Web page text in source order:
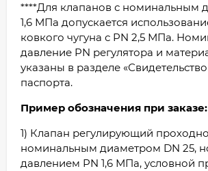
****Для клапанов с номинальным
1,6 МПа допускается
ковкого чугуна с PN 2,5 МПа.
давление PN регулятора и
указаны в разделе
паспорта.
Пример обозначения при заказе:
1) Клапан регулирующий
номинальным диаметром DN 25,
давлением PN 1,6 МПа, условной